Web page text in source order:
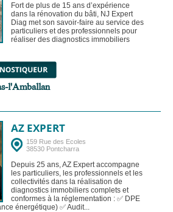
Fort de plus de 15 ans d’expérience
dans la rénovation du bâti, NJ Expert
Diag met son savoir-faire au service des
particuliers et des professionnels pour
réaliser des diagnostics immobiliers
l'Amballan
AZ EXPERT
159 Rue des Ecoles
38530 Pontcharra
Depuis 25 ans, AZ Expert accompagne
les particuliers, les professionnels et les
collectivités dans la réalisation de
diagnostics immobiliers complets et
conformes à la réglementation : ✅ DPE
énergétique) ✅ Audit...